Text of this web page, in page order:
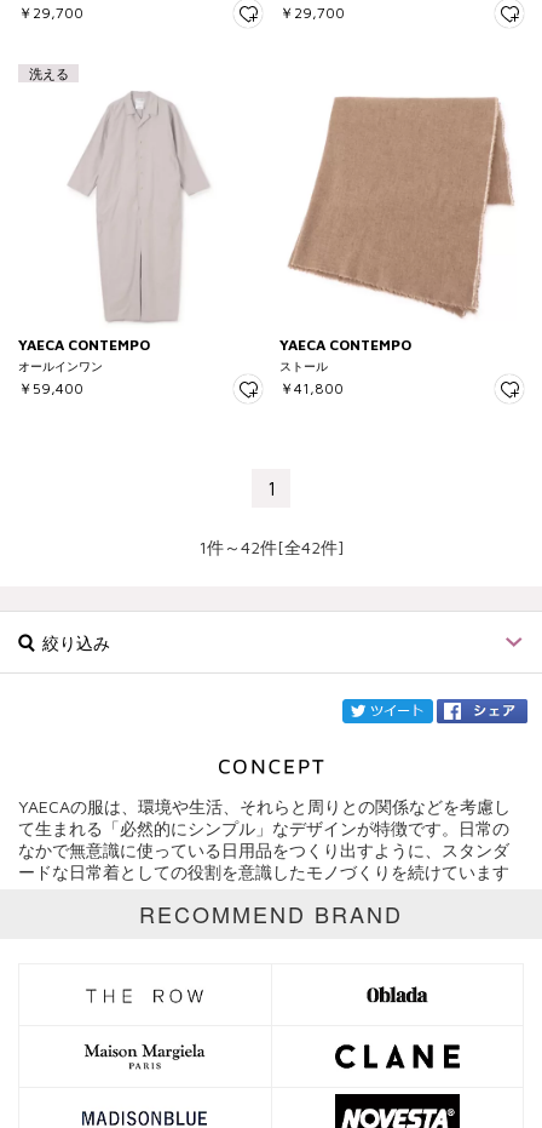
￥29,700 ￥29,700
洗える
YAECA CONTEMPO
オールインワン
￥59,400
YAECA CONTEMPO
ストール
￥41,800
1
1件～42件[全42件]
絞り込み
ブランド YAECA
カテゴリ
円～
YAECAの服は、環境や生活、それらと周りとの関係などを考慮し
て生まれる「必然的にシンプル」なデザインが特徴です。日常の
なかで無意識に使っている日用品をつくり出すように、スタンダ
ードな日常着としての役割を意識したモノづくりを続けています
RECOMMEND BRAND